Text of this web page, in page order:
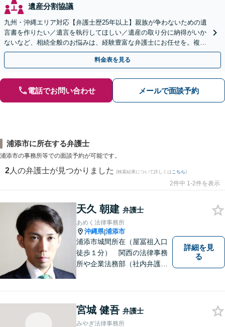
遺産分割協議
九州・沖縄エリア対応【弁護士歴25年以上】親族が争わないための遺
言書を作りたい／遺言を執行してほしい／遺産の取り分に納得がいか
ないなど、相続全般のお悩みは、経験豊富な弁護士にお任せを。複雑
な問題も粘り強く対応し、解決に導きます。
料金表を見る
電話でお問い合わせ メールで面談予約
浦添市に所在する弁護士
浦添市の事務所等での面談予約が可能です。
2 人の弁護士が見つかりました (検索結果について詳しくは こちら)
2件中 1-2件を表示
天久 朝建 弁護士
あめく法律事務所
沖縄県|浦添市
浦添市城間所在（屋冨祖入口
徒歩１分） 関西の法律事務
所や企業法務部（社内弁護士
詳細を見
る
宮城 健吾 弁護士
みやぎ法律事務所